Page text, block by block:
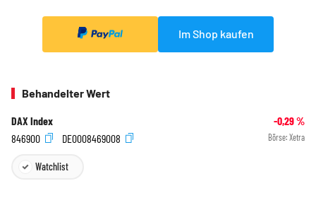
Im Shop kaufen
Behandelter Wert
DAX Index -0,29%
846900
DE0008469008 Börse: Xetra
Watchlist